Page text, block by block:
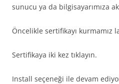
sunucu ya da bilgisayarımıza
Öncelikle sertifikayı kurmamız
Sertifikaya iki kez tıklayın.
Install seçeneği ile devam